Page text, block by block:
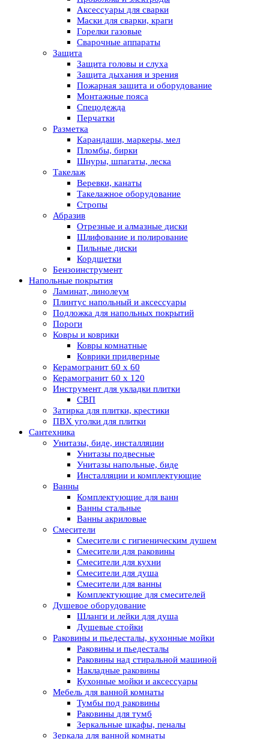
Аксессуары для сварки
Маски для сварки, краги
Горелки газовые
Сварочные аппараты
Защита
Защита головы и слуха
Защита дыхания и зрения
Пожарная защита и оборудование
Монтажные пояса
Спецодежда
Перчатки
Разметка
Карандаши, маркеры, мел
Пломбы, бирки
Шнуры, шпагаты, леска
Такелаж
Веревки, канаты
Такелажное оборудование
Стропы
Абразив
Отрезные и алмазные диски
Шлифование и полирование
Пильные диски
Кордщетки
Бензоинструмент
Напольные покрытия
Ламинат, линолеум
Плинтус напольный и аксессуары
Подложка для напольных покрытий
Пороги
Ковры и коврики
Ковры комнатные
Коврики придверные
Керамогранит 60 х 60
Керамогранит 60 х 120
Инструмент для укладки плитки
СВП
Затирка для плитки, крестики
ПВХ уголки для плитки
Сантехника
Унитазы, биде, инсталляции
Унитазы подвесные
Унитазы напольные, биде
Инсталляции и комплектующие
Ванны
Комплектующие для ванн
Ванны стальные
Ванны акриловые
Смесители
Смесители с гигиеническим душем
Смесители для раковины
Смесители для кухни
Смесители для душа
Смесители для ванны
Комплектующие для смесителей
Душевое оборудование
Шланги и лейки для душа
Душевые стойки
Раковины и пьедесталы, кухонные мойки
Раковины и пьедесталы
Раковины над стиральной машиной
Накладные раковины
Кухонные мойки и аксессуары
Мебель для ванной комнаты
Тумбы под раковины
Раковины для тумб
Зеркальные шкафы, пеналы
Зеркала для ванной комнаты